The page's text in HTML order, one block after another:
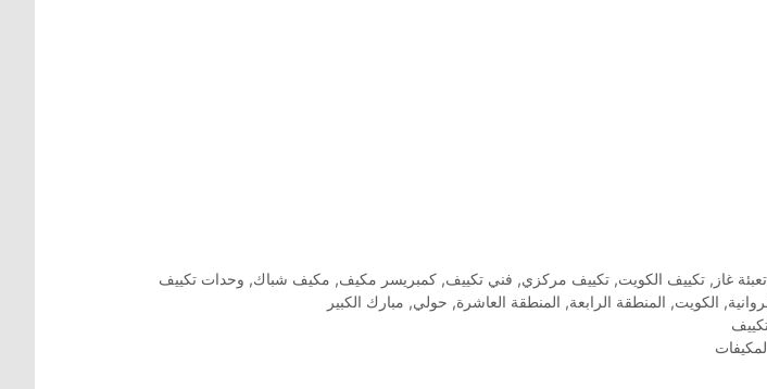
تعبئة غاز , تكييف الكويت, تكييف مركزي, فني تكييف, كمبريسر مكيف, مكيف شباك, وحدات تكييف
, الكويت, المنطقة الرابعة, المنطقة العاشرة, حولي, مبارك الكبير